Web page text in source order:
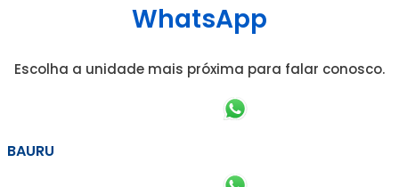
WhatsApp
Escolha a unidade mais próxima para falar conosco.
BAURU